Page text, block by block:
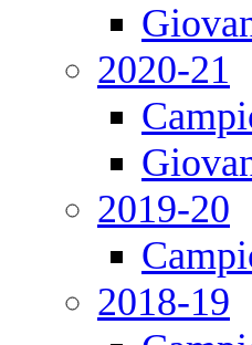
2020-21
2019-20
2018-19